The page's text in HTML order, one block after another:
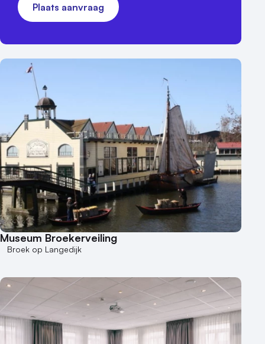
Plaats aanvraag
Museum Broekerveiling
Broek op Langedijk